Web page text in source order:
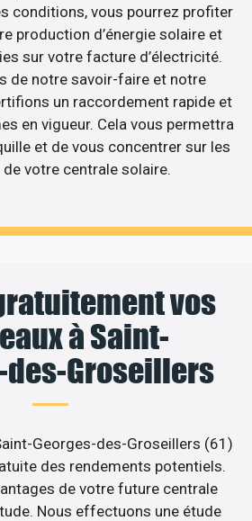
conditions, vous pourrez profiter
production d’énergie solaire et
sur votre facture d’électricité.
de notre savoir-faire et notre
un raccordement rapide et
en vigueur. Cela vous permettra
et de vous concentrer sur les
de votre centrale solaire.
vos
à Saint-
des-Groseillers
Georges-des-Groseillers (61)
des rendements potentiels.
de votre future centrale
Nous effectuons une étude